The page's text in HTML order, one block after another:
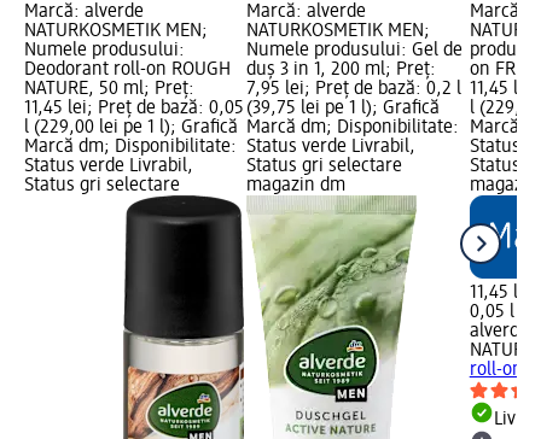
Marcă: alverde
NATURKOSMETIK MEN;
Numele produsului:
Deodorant roll-on ROUGH
NATURE, 50 ml; Preț:
11,45 lei; Preț de bază: 0,05
l (229,00 lei pe 1 l); Grafică
Marcă dm; Disponibilitate:
Status verde Livrabil,
Status gri selectare
Marcă: alverde
NATURKOSMETIK MEN;
Numele produsului: Gel de
duș 3 in 1, 200 ml; Preț:
7,95 lei; Preț de bază: 0,2 l
(39,75 lei pe 1 l); Grafică
Marcă dm; Disponibilitate:
Status verde Livrabil,
Status gri selectare
magazin dm
Marcă:
on
11,45
l
Marcă
Status
Status
11,45 lei
0,05 l
alverde
roll-on